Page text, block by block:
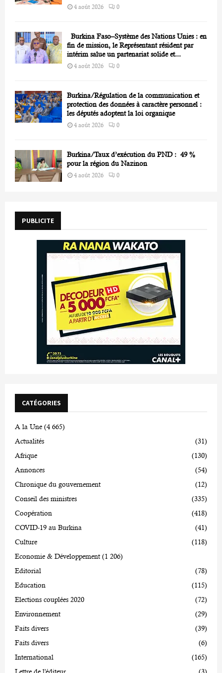
4 août 2026 0
Burkina Faso–Système des Nations Unies : en
fin de mission, le Représentant résident par
intérim salue un partenariat solide et...
4 août 2026 0
Burkina/Régulation de la communication et
protection des données à caractère personnel :
les députés adoptent la loi organique
4 août 2026 0
Burkina/Taux d’exécution du PND : 49 %
pour la région du Nazinon
4 août 2026 0
PUBLICITE
CATÉGORIES
A la Une (4 665)
Actualités
(31)
Afrique
(130)
Annonces
(54)
Chronique du gouvernement
(12)
Conseil des ministres
(335)
Coopération
(418)
COVID-19 au Burkina
(41)
Culture
(118)
Economie & Développement (1 206)
Editorial
(78)
Education
(115)
Elections couplées 2020
(72)
Environnement
(29)
Faits divers
(39)
Faits divers
(6)
International
(165)